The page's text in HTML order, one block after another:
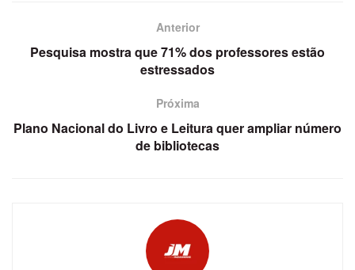
Anterior
Pesquisa mostra que 71% dos professores estão
estressados
Próxima
Plano Nacional do Livro e Leitura quer ampliar número
de bibliotecas